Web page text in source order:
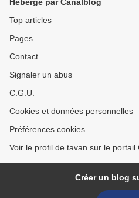
Top articles
Pages
Contact
Signaler un abus
C.G.U.
Cookies et données personnelles
Préférences cookies
Voir le profil de tavan sur le portail
Créer un blog